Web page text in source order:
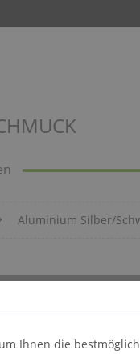
Aluminium Silber/
Ihnen die